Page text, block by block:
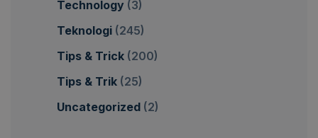
Technology (3)
Teknologi (245)
Tips & Trick (200)
Tips & Trik (25)
Uncategorized (2)